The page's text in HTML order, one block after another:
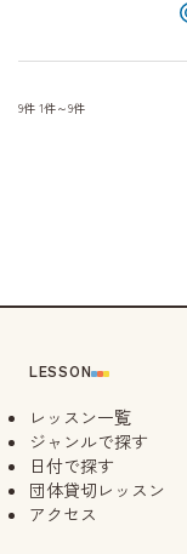
9件 1件～9件
LESSON
レッスン一覧
ジャンルで探す
日付で探す
団体貸切レッスン
アクセス